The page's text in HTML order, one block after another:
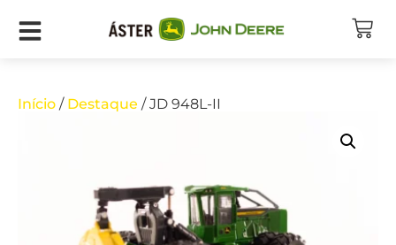
Início / Destaque / JD 948L-II